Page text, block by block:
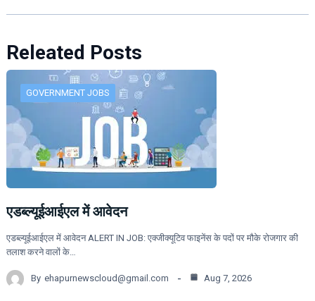
Releated Posts
GOVERNMENT JOBS
एडब्ल्यूईआईएल में आवेदन
एडब्ल्यूईआईएल में आवेदन ALERT IN JOB: एक्जीक्यूटिव फाइनेंस के पदों पर मौके रोजगार की
तलाश करने वालों के…
By ehapurnewscloud@gmail.com Aug 7, 2026